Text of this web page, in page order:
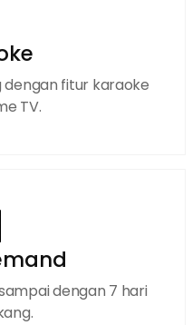
dengan fitur karaoke
TV.
dengan 7 hari